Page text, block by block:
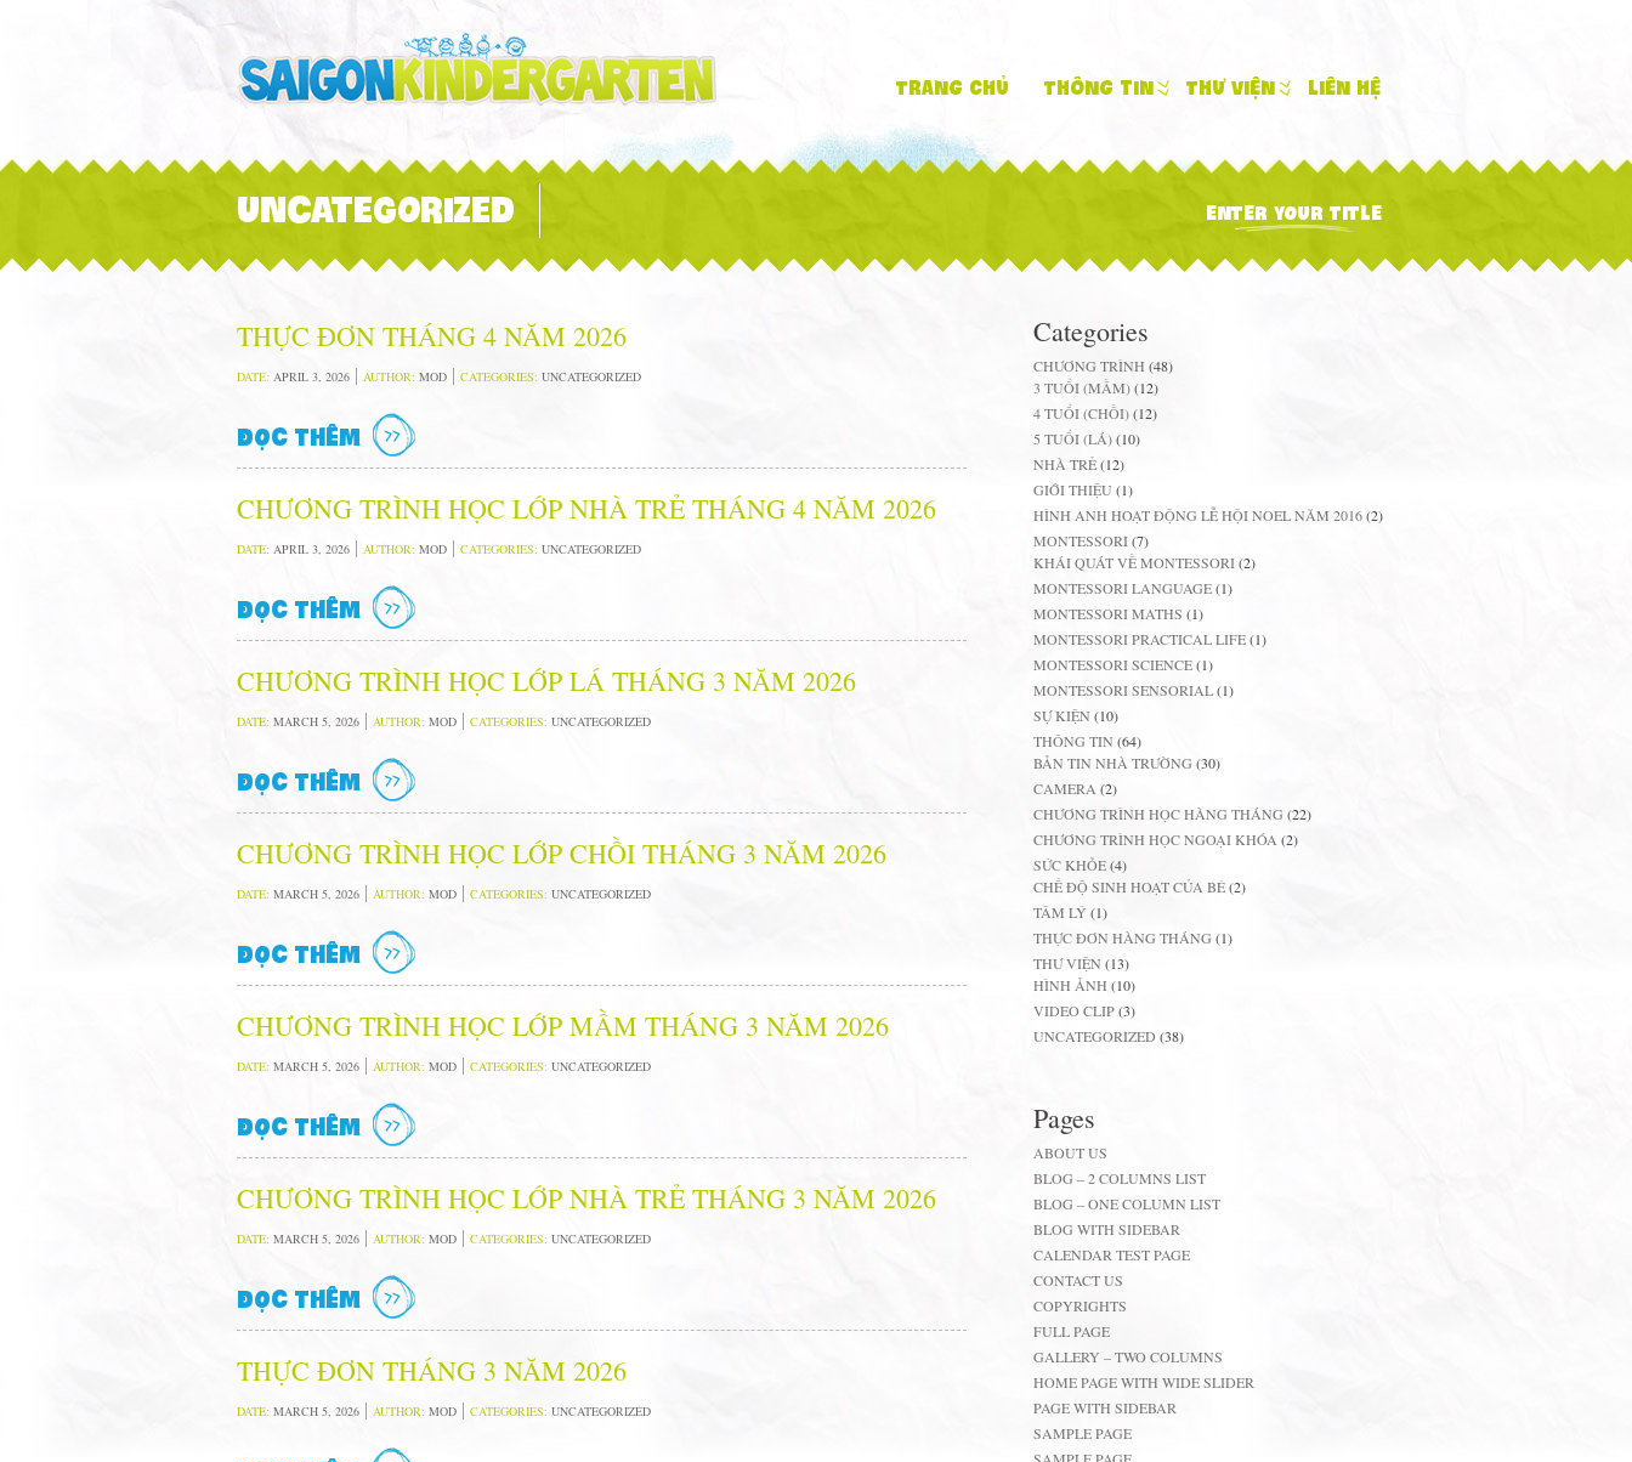
Trang chủ Thông tin Thư viện Liên hệ
UNCATEGORIZED ENTER YOUR TITLE
THỰC ĐƠN THÁNG 4 NĂM 2026
DATE: APRIL 3, 2026 AUTHOR: MOD CATEGORIES: UNCATEGORIZED
ĐỌC THÊM
CHƯƠNG TRÌNH HỌC LỚP NHÀ TRẺ THÁNG 4 NĂM 2026
DATE: APRIL 3, 2026 AUTHOR: MOD CATEGORIES: UNCATEGORIZED
ĐỌC THÊM
CHƯƠNG TRÌNH HỌC LỚP LÁ THÁNG 3 NĂM 2026
DATE: MARCH 5, 2026 AUTHOR: MOD CATEGORIES: UNCATEGORIZED
ĐỌC THÊM
CHƯƠNG TRÌNH HỌC LỚP CHỒI THÁNG 3 NĂM 2026
DATE: MARCH 5, 2026 AUTHOR: MOD CATEGORIES: UNCATEGORIZED
ĐỌC THÊM
CHƯƠNG TRÌNH HỌC LỚP MẦM THÁNG 3 NĂM 2026
DATE: MARCH 5, 2026 AUTHOR: MOD CATEGORIES: UNCATEGORIZED
ĐỌC THÊM
CHƯƠNG TRÌNH HỌC LỚP NHÀ TRẺ THÁNG 3 NĂM 2026
DATE: MARCH 5, 2026 AUTHOR: MOD CATEGORIES: UNCATEGORIZED
ĐỌC THÊM
THỰC ĐƠN THÁNG 3 NĂM 2026
DATE: MARCH 5, 2026 AUTHOR: MOD CATEGORIES: UNCATEGORIZED
Categories
CHƯƠNG TRÌNH (48)
3 TUỔI (MẦM)(12)
4 TUỔI (CHỒI)(12)
5 TUỔI (LÁ)(10)
NHÀ TRẺ(12)
GIỚI THIỆU (1)
HÌNH ANH HOẠT ĐỘNG LỄ HỘI NOEL NĂM 2016(2)
MONTESSORI(7)
KHÁI QUÁT VỀ MONTESSORI(2)
MONTESSORI LANGUAGE(1)
MONTESSORI MATHS (1)
MONTESSORI PRACTICAL LIFE(1)
MONTESSORI SCIENCE(1)
MONTESSORI SENSORIAL(1)
SỰ KIỆN (10)
THÔNG TIN (64)
BẢN TIN NHÀ TRƯỜNG (30)
CAMERA (2)
CHƯƠNG TRÌNH HỌC HÀNG THÁNG (22)
CHƯƠNG TRÌNH HỌC NGOẠI KHÓA (2)
SỨC KHỎE(4)
CHẾ ĐỘ SINH HOẠT CỦA BÉ(2)
TÂM LÝ (1)
THỰC ĐƠN HÀNG THÁNG (1)
THƯ VIỆN (13)
HÌNH ẢNH (10)
VIDEO CLIP(3)
UNCATEGORIZED (38)
Pages
ABOUT US
BLOG – 2 COLUMNS LIST
BLOG – ONE COLUMN LIST
BLOG WITH SIDEBAR
CALENDAR TEST PAGE
CONTACT US
COPYRIGHTS
FULL PAGE
GALLERY – TWO COLUMNS
HOME PAGE WITH WIDE SLIDER
PAGE WITH SIDEBAR
SAMPLE PAGE